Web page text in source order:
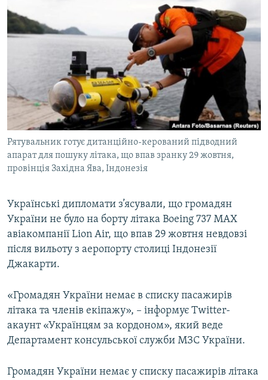
пошуку
ІНТЕРВ'Ю
ВСЕ ЗА ДЕНЬ
СПЕЦПРОЕКТИ
ДЕПОРТАЦІЯ
ВІДЕОУРОКИ «ELIFBE»
СВІДЧЕННЯ ОКУПАЦІЇ
УКРАЇНСЬКА ПРОБЛЕМА КРИМУ
ІНФОГРАФІКА
ЯК ОБІЙТИ БЛОКУВАННЯ
Русский
Qırımtatar
ДОЛУЧАЙСЯ!
Усі сайти RFE/RL
Рятувальник готує дитанційно-керований підводний
апарат для пошуку літака, що впав зранку 29 жовтня,
провінція Західна Ява, Індонезія
Українські дипломати з’ясували, що громадян
України не було на борту літака Boeing 737 MAX
авіакомпанії Lion Air, що впав 29 жовтня невдовзі
після вильоту з аеропорту столиці Індонезії
Джакарти.
«Громадян України немає в списку пасажирів
літака та членів екіпажу», – інформує Twitter-
акаунт «Українцям за кордоном», який веде
Департамент консульської служби МЗС України.
Громадян України немає у списку пасажирів літака